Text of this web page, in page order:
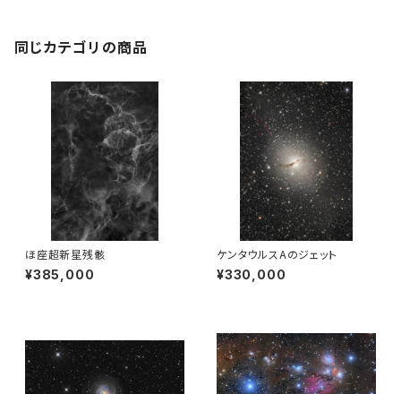
同じカテゴリの商品
ほ座超新星残骸
¥385,000
ケンタウルスAのジェット
¥330,000